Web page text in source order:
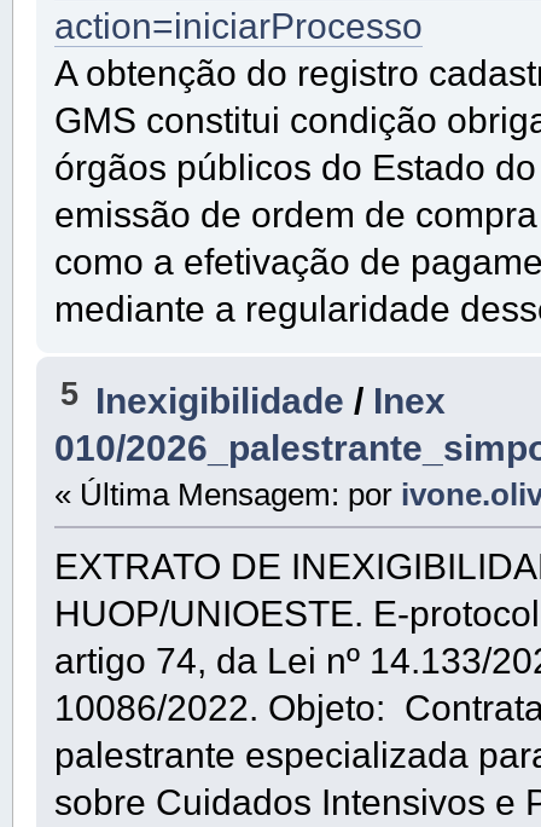
action=iniciarProcesso
A obtenção do registro
GMS constitui condição
órgãos públicos do Estado
emissão de ordem de
como a efetivação de
mediante a regularidade
5 Inexigibilidade / Inex
010/
« Última Mensagem: por
EXTRATO DE
HUOP/UNIOESTE. E-
artigo 74, da Lei nº 14.133/
10086/2022. Objeto:
palestrante especializada
sobre Cuidados Intensivos e